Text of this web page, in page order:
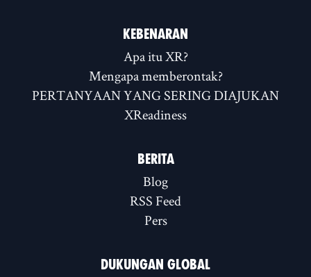
KEBENARAN
Apa itu XR?
Mengapa memberontak?
PERTANYAAN YANG SERING DIAJUKAN
XReadiness
BERITA
Blog
RSS Feed
Pers
DUKUNGAN GLOBAL